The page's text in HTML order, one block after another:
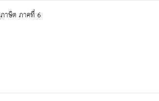
าษิต ภาคที่ 6